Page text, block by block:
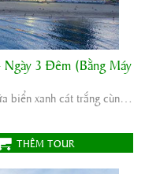
3 Đêm (Bằng Máy
Nha Trang phố biển yên bình tươi đẹp giữa biển xanh cát trắng cùng nắng vàng và Những bãi cỏ ...
THÊM TOUR